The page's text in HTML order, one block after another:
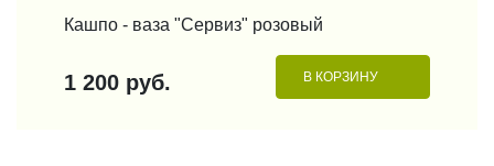
Кашпо - ваза "Сервиз" розовый
1 200 руб. В КОРЗИНУ